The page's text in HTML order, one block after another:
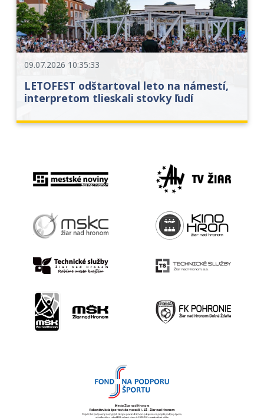
09.07.2026 10:35:33
LETOFEST odštartoval leto na námestí,
interpretom tlieskali stovky ľudí